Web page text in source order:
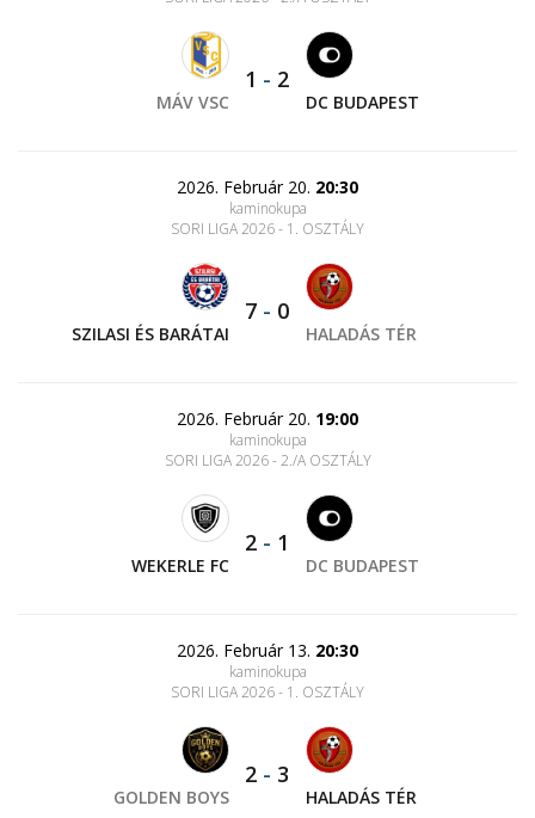
MÁV VSC
1 - 2
DC BUDAPEST
2026. Február 20. 20:30
kaminokupa
SORI LIGA 2026 - 1. OSZTÁLY
SZILASI ÉS BARÁTAI
7 - 0
HALADÁS TÉR
2026. Február 20. 19:00
kaminokupa
SORI LIGA 2026 - 2./A OSZTÁLY
WEKERLE FC
2 - 1
DC BUDAPEST
2026. Február 13. 20:30
kaminokupa
SORI LIGA 2026 - 1. OSZTÁLY
GOLDEN BOYS
2 - 3
HALADÁS TÉR